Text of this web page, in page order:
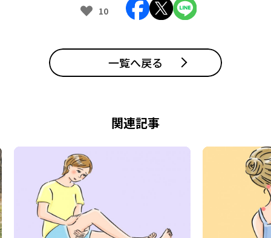
10
一覧へ戻る
関連記事